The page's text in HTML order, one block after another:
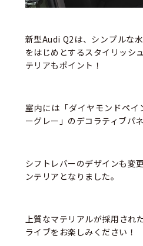
新型Audi Q2は、シンプルな
をはじめとするスタイリッシ
テリアもポイント！
室内には「ダイヤモンドペ
ーグレー」のデコラティブパ
シフトレバーのデザインも変
ンテリアとなりました。
上質なマテリアルが採用され
ライブをお楽しみください！